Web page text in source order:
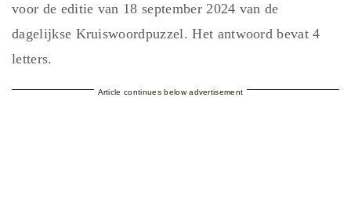
voor de editie van 18 september 2024 van de
dagelijkse Kruiswoordpuzzel. Het antwoord bevat 4
letters.
Article continues below advertisement